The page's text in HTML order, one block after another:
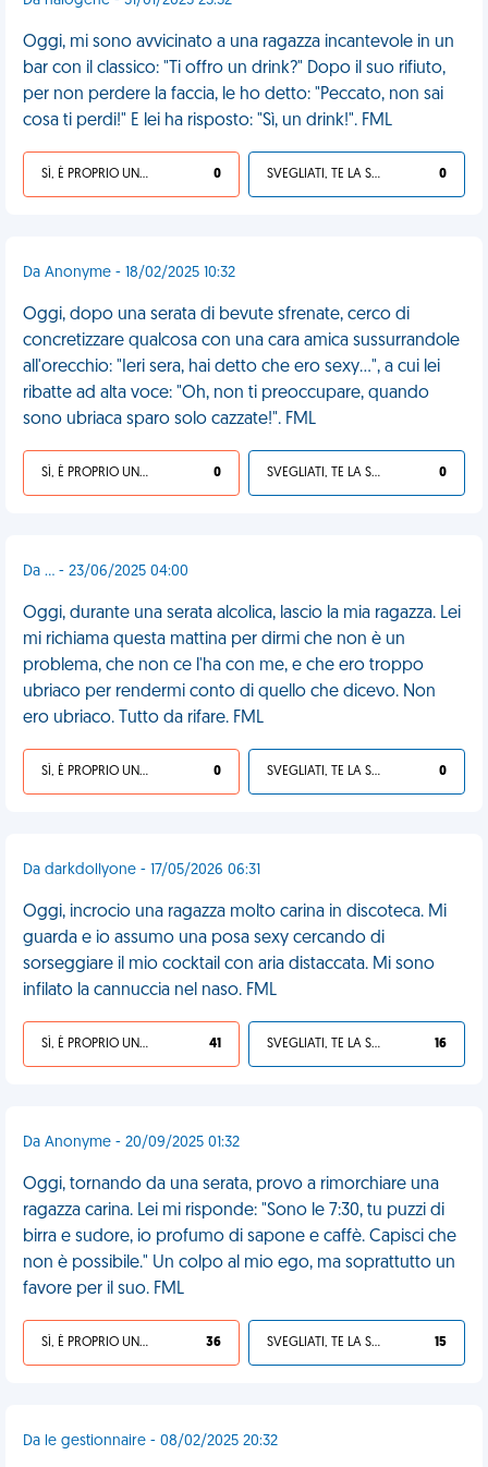
Oggi, mi sono avvicinato a una ragazza incantevole in un
bar con il classico: "Ti offro un drink?" Dopo il suo rifiuto,
per non perdere la faccia, le ho detto: "Peccato, non sai
cosa ti perdi!" E lei ha risposto: "Sì, un drink!". FML
SÌ, È PROPRIO UNA VDM! 0 SVEGLIATI, TE LA SEI CERCATA! 0
Da Anonyme - 18/02/2025 10:32
Oggi, dopo una serata di bevute sfrenate, cerco di
concretizzare qualcosa con una cara amica sussurrandole
all'orecchio: "Ieri sera, hai detto che ero sexy...", a cui lei
ribatte ad alta voce: "Oh, non ti preoccupare, quando
sono ubriaca sparo solo cazzate!". FML
SÌ, È PROPRIO UNA VDM! 0 SVEGLIATI, TE LA SEI CERCATA! 0
Da ... - 23/06/2025 04:00
Oggi, durante una serata alcolica, lascio la mia ragazza. Lei
mi richiama questa mattina per dirmi che non è un
problema, che non ce l'ha con me, e che ero troppo
ubriaco per rendermi conto di quello che dicevo. Non
ero ubriaco. Tutto da rifare. FML
SÌ, È PROPRIO UNA VDM! 0 SVEGLIATI, TE LA SEI CERCATA! 0
Da darkdollyone - 17/05/2026 06:31
Oggi, incrocio una ragazza molto carina in discoteca. Mi
guarda e io assumo una posa sexy cercando di
sorseggiare il mio cocktail con aria distaccata. Mi sono
infilato la cannuccia nel naso. FML
SÌ, È PROPRIO UNA VDM! 41 SVEGLIATI, TE LA SEI CERCATA! 16
Da Anonyme - 20/09/2025 01:32
Oggi, tornando da una serata, provo a rimorchiare una
ragazza carina. Lei mi risponde: "Sono le 7:30, tu puzzi di
birra e sudore, io profumo di sapone e caffè. Capisci che
non è possibile." Un colpo al mio ego, ma soprattutto un
favore per il suo. FML
SÌ, È PROPRIO UNA VDM! 36 SVEGLIATI, TE LA SEI CERCATA! 15
Da le gestionnaire - 08/02/2025 20:32